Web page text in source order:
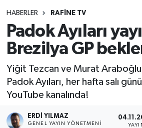
HABERLER RAFİNE TV
Padok Ayıları
Brezilya GP
Yiğit Tezcan ve Murat
Padok Ayıları, her hafta salı
YouTube kanalında!‬‬‬‬‬‬‬‬‬‬‬‬‬‬‬‬‬‬‬‬‬‬‬‬‬‬‬‬‬‬‬‬‬‬‬‬‬‬‬‬‬‬‬‬‬‬‬‬‬‬
ERDI YILMAZ
GENEL YAYIN YÖNETMENI
YOUTUBE
Tüm Manşetler
Son Dakika Haberleri
Haber Arşivi